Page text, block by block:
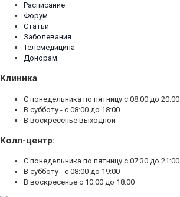
Расписание
Форум
Статьи
Заболевания
Телемедицина
Донорам
Клиника
С понедельника по пятницу с 08:00 до 20:00
В субботу - с 08:00 до 18:00
В воскресенье выходной
Колл-центр:
С понедельника по пятницу с 07:30 до 21:00
В субботу - с 08:00 до 19:00
В воскресенье с 10:00 до 18:00